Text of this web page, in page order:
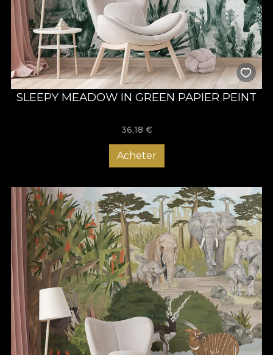
SLEEPY MEADOW IN GREEN PAPIER PEINT
36,18 €
Acheter